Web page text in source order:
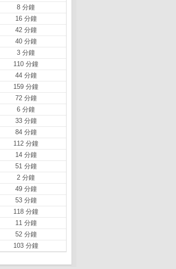
8 分鐘
16 分鐘
42 分鐘
40 分鐘
3 分鐘
110 分鐘
44 分鐘
159 分鐘
72 分鐘
6 分鐘
33 分鐘
84 分鐘
112 分鐘
14 分鐘
51 分鐘
2 分鐘
49 分鐘
53 分鐘
118 分鐘
11 分鐘
52 分鐘
103 分鐘